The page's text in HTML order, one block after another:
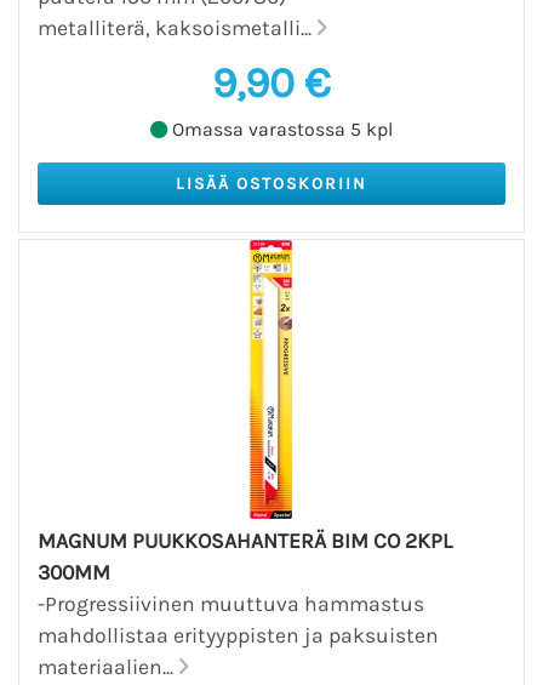
metalliterä, kaksoismetalli...
9,90 €
Omassa varastossa 5 kpl
MAGNUM PUUKKOSAHANTERÄ BIM CO 2KPL
300MM
-Progressiivinen muuttuva hammastus
mahdollistaa erityyppisten ja paksuisten
materiaalien...